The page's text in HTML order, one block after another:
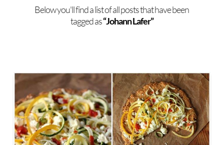
Below you'll find a list of all posts that have been
tagged as“Johann Lafer”